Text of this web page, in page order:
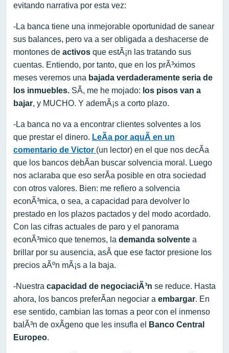
evitando narrativa por esta vez:
-La banca tiene una inmejorable oportunidad de sanear
sus balances, pero va a ser obligada a deshacerse de
montones de activos que estÃ¡n las tratando sus
cuentas. Entiendo, por tanto, que en los prÃ³ximos
meses veremos una bajada verdaderamente seria de
los inmuebles. SÃ­, me he mojado: los pisos van a
bajar, y MUCHO. Y ademÃ¡s a corto plazo.
-La banca no va a encontrar clientes solventes a los
que prestar el dinero. LeÃ­a por aquÃ­ en un
comentario de Victor (un lector) en el que nos decÃ­a
que los bancos debÃ­an buscar solvencia moral. Luego
nos aclaraba que eso serÃ­a posible en otra sociedad
con otros valores. Bien: me refiero a solvencia
econÃ³mica, o sea, a capacidad para devolver lo
prestado en los plazos pactados y del modo acordado.
Con las cifras actuales de paro y el panorama
econÃ³mico que tenemos, la demanda solvente a
brillar por su ausencia, asÃ­ que ese factor presione los
precios aÃºn mÃ¡s a la baja.
-Nuestra capacidad de negociaciÃ³n se reduce. Hasta
ahora, los bancos preferÃ­an negociar a embargar. En
ese sentido, cambian las tornas a peor con el inmenso
balÃ³n de oxÃ­geno que les insufla el
Banco Central
Europeo.